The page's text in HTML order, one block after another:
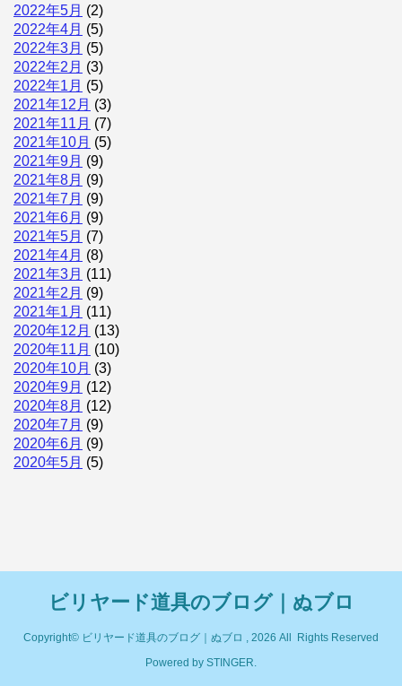
2022年5月 (2)
2022年4月 (5)
2022年3月 (5)
2022年2月 (3)
2022年1月 (5)
2021年12月 (3)
2021年11月 (7)
2021年10月 (5)
2021年9月 (9)
2021年8月 (9)
2021年7月 (9)
2021年6月 (9)
2021年5月 (7)
2021年4月 (8)
2021年3月 (11)
2021年2月 (9)
2021年1月 (11)
2020年12月 (13)
2020年11月 (10)
2020年10月 (3)
2020年9月 (12)
2020年8月 (12)
2020年7月 (9)
2020年6月 (9)
2020年5月 (5)
ビリヤード道具のブログ｜ぬブロ
Copyright© ビリヤード道具のブログ｜ぬブロ , 2026 All Rights Reserved
Powered by STINGER.